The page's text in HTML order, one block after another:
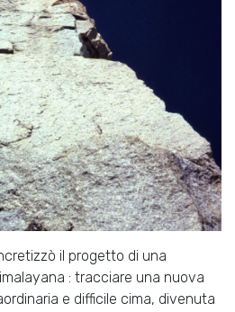
il progetto di una
: tracciare una nuova
e difficile cima, divenuta